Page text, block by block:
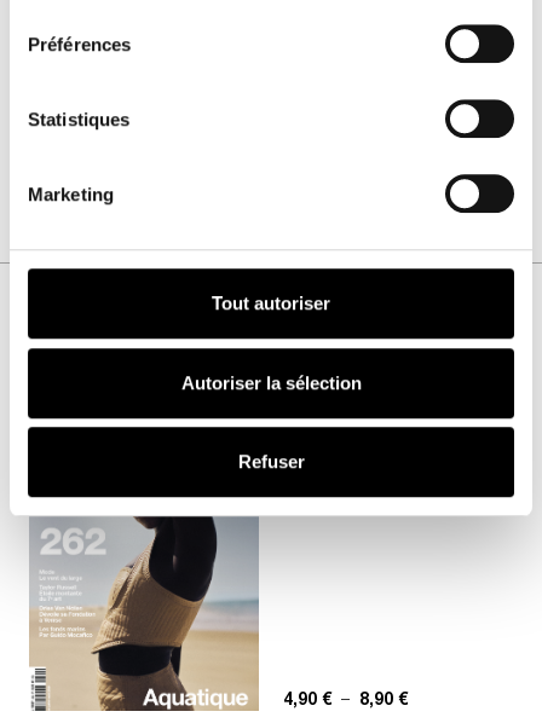
Préférences
Statistiques
Marketing
Tout autoriser
Autoriser la sélection
Refuser
et/ou digital
JE M'ABONNE !
VOUS AIMEREZ AUSSI
Numéro
262
4,90 € – 8,90 €Plage de prix :